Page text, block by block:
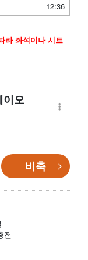
12:36
라 좌석이나 시트
이오
비축
전